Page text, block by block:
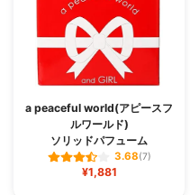
a peaceful world(アピースフ
ルワールド)
ソリッドパフューム
3.68(7)
¥1,881